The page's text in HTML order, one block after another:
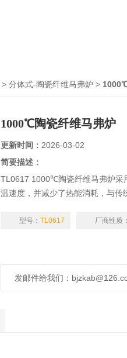
> 分体式-陶瓷纤维马弗炉 >
1000℃陶瓷纤维马弗炉
更新时间： 2026-03-02
简要描述：
TL0617 1000℃陶瓷纤维马弗炉采
温速度，并减少了热能消耗，与
型号： TL0617 厂商性质：
发邮件给我们：